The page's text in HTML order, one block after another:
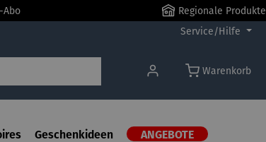
Abo
Regionale Produkte
Service/Hilfe
Warenkorb
Geschenkideen ANGEBOTE